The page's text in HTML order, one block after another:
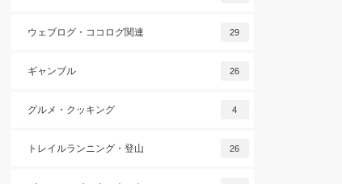
ウェブログ・ココログ関連 29
ギャンブル 26
グルメ・クッキング 4
トレイルランニング・登山 26